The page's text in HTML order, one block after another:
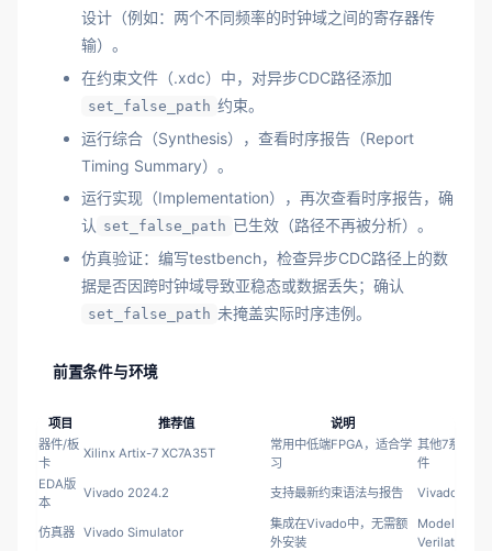
设计（例如：两个不同频率的时钟域之间的寄存器传
输）。
在约束文件（.xdc）中，对异步CDC路径添加
set_false_path 约束。
运行综合（Synthesis），查看时序报告（Report
Timing Summary）。
运行实现（Implementation），再次查看时序报告，确
认 set_false_path 已生效（路径不再被分析）。
仿真验证：编写testbench，检查异步CDC路径上的数
据是否因跨时钟域导致亚稳态或数据丢失；确认
set_false_path 未掩盖实际时序违例。
前置条件与环境
项目 推荐值 说明
器件/板
卡
Xilinx Artix-7 XC7A35T
常用中低端FPGA，适合学
习
其他7系列或
件
EDA版
本
Vivado 2024.2 支持最新约束语法与报告 Vivado
仿真器 Vivado Simulator
集成在Vivado中，无需额
外安装
ModelSim /
Verilator